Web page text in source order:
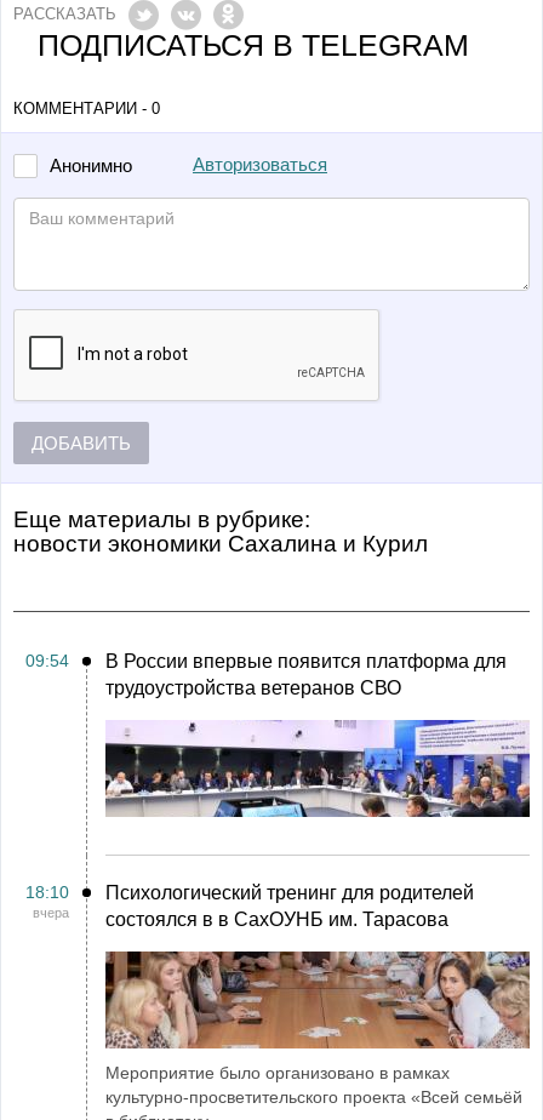
РАССКАЗАТЬ
ПОДПИСАТЬСЯ В TELEGRAM
КОММЕНТАРИИ - 0
Анонимно Авторизоваться
ДОБАВИТЬ
Еще материалы в рубрике:
Новости экономики Сахалина и Курил
09:54
В России впервые появится платформа для
трудоустройства ветеранов СВО
18:10
вчера
Психологический тренинг для родителей
состоялся в в СахОУНБ им. Тарасова
Мероприятие было организовано в рамках
культурно-просветительского проекта «Всей семьёй